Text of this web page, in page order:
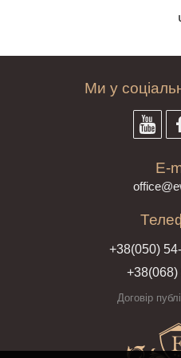
Ми у
E-
offi
+38(050)
+38(068)
Договір